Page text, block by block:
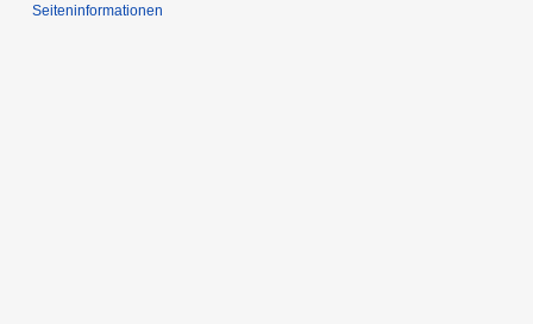
Seiten­­informationen